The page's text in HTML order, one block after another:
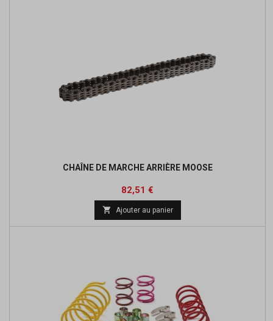
CHAÎNE DE MARCHE ARRIÈRE MOOSE
Prix
82,51 €
base
 Ajouter au panier